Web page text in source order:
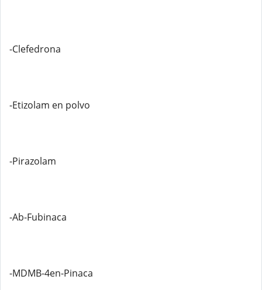
-Clefedrona
-Etizolam en polvo
-Pirazolam
-Ab-Fubinaca
-MDMB-4en-Pinaca